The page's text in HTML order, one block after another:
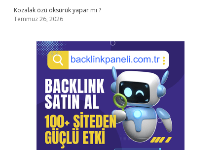
Kozalak özü öksürük yapar mı ?
Temmuz 26, 2026